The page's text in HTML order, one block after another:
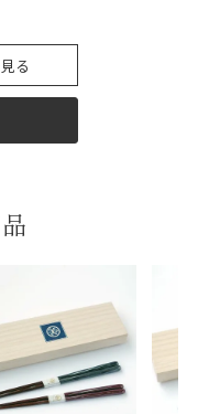
る包装紙です。
B
包装
掛けしない場合が
る